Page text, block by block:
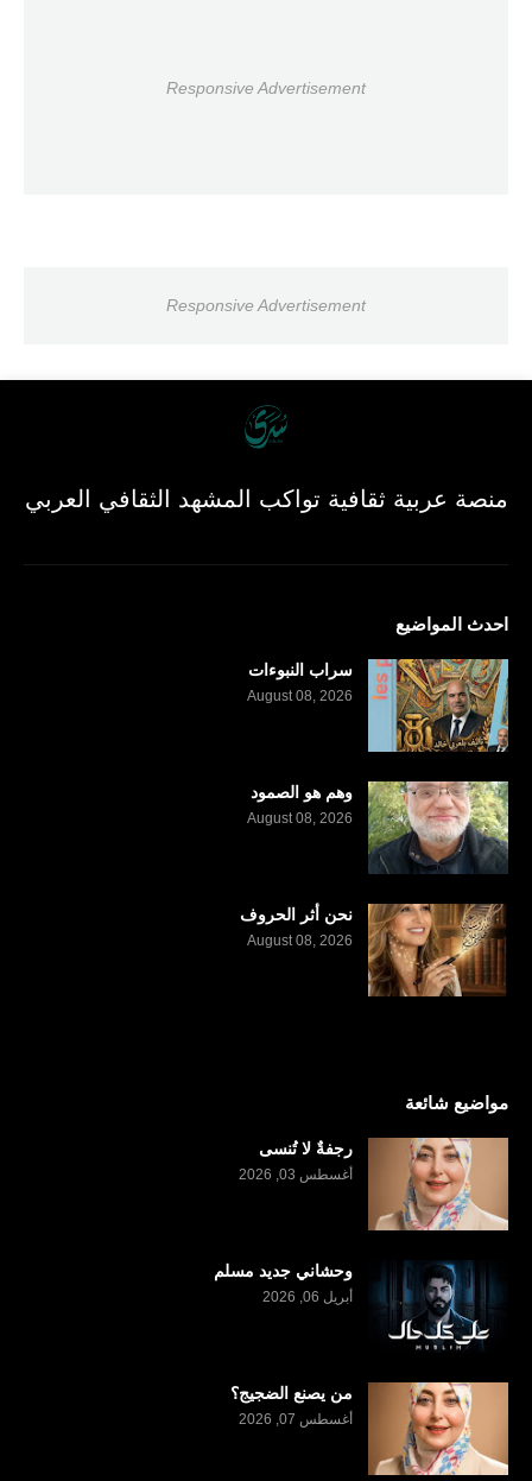
Responsive Advertisement
Responsive Advertisement
منصة عربية ثقافية تواكب المشهد الثقافي العربي
احدث المواضيع
سراب النبوءات
August 08, 2026
وهم هو الصمود
August 08, 2026
نحن أثر الحروف
August 08, 2026
مواضيع شائعة
رجفةٌ لا تُنسى
أغسطس 03, 2026
وحشاني جديد مسلم
أبريل 06, 2026
من يصنع الضجيج؟
أغسطس 07, 2026